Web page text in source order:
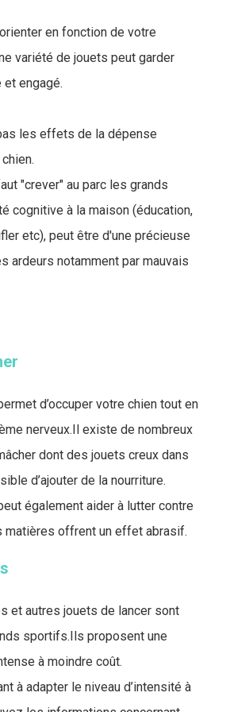
en fonction de votre
variété de jouets peut garder
engagé.
les effets de la dépense
"crever" au parc les grands
cognitive à la maison (éducation,
etc), peut être d'une précieuse
ardeurs notamment par mauvais
d’occuper votre chien tout en
nerveux.Il existe de nombreux
dont des jouets creux dans
d’ajouter de la nourriture.
également aider à lutter contre
matières offrent un effet abrasif.
et autres jouets de lancer sont
sportifs.Ils proposent une
à moindre coût.
à adapter le niveau d’intensité à